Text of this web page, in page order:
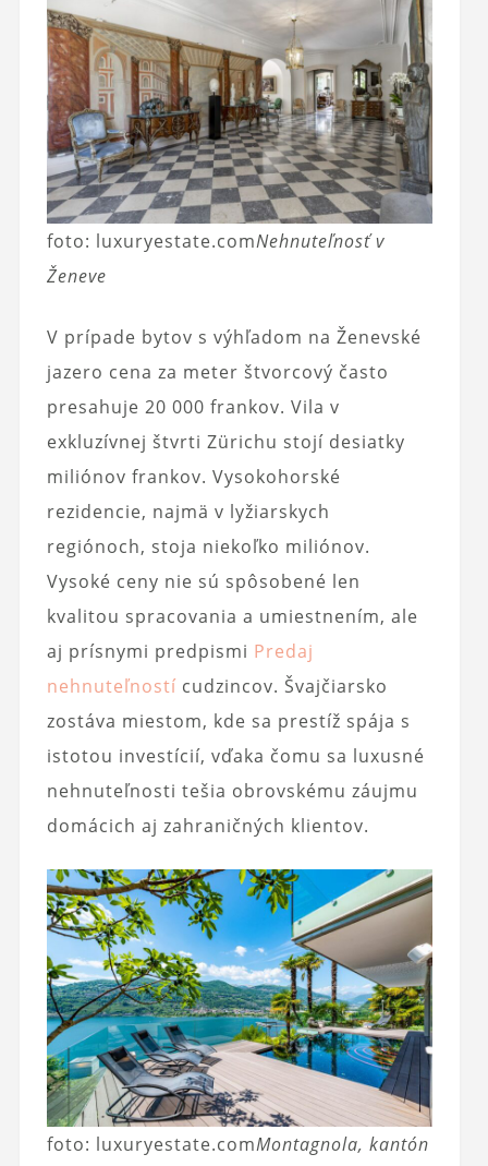
foto: luxuryestate.comNehnuteľnosť v
Ženeve
V prípade bytov s výhľadom na Ženevské
jazero cena za meter štvorcový často
presahuje 20 000 frankov. Vila v
exkluzívnej štvrti Zürichu stojí desiatky
miliónov frankov. Vysokohorské
rezidencie, najmä v lyžiarskych
regiónoch, stoja niekoľko miliónov.
Vysoké ceny nie sú spôsobené len
kvalitou spracovania a umiestnením, ale
aj prísnymi predpismi Predaj
nehnuteľností cudzincov. Švajčiarsko
zostáva miestom, kde sa prestíž spája s
istotou investícií, vďaka čomu sa luxusné
nehnuteľnosti tešia obrovskému záujmu
domácich aj zahraničných klientov.
foto: luxuryestate.comMontagnola, kantón